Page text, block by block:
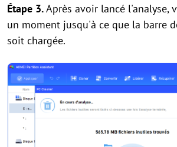
Étape 3.Après avoir lancé l'analyse,
un moment jusqu'à ce que la barre
soit chargée.